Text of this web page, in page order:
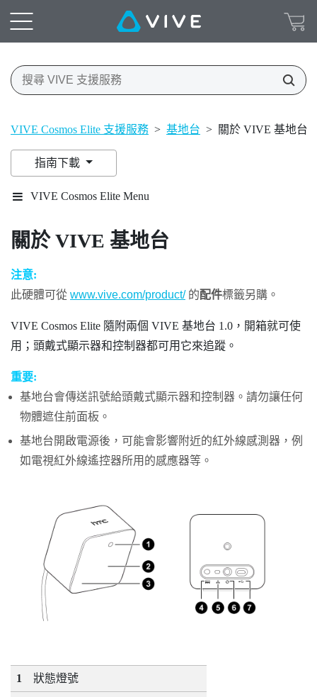
VIVE Cosmos Elite 支援服務 > 基地台 > 關於 VIVE 基地台
指南下載
VIVE Cosmos Elite Menu
關於VIVE 基地台
注意:
此硬體可從 www.vive.com/product/的配件標籤另購。
VIVE Cosmos Elite 隨附兩個 VIVE 基地台 1.0，開箱就可使
用；頭戴式顯示器和控制器都可用它來追蹤。
重要:
基地台會傳送訊號給頭戴式顯示器和控制器。請勿讓任何
物體遮住前面板。
基地台開啟電源後，可能會影響附近的紅外線感測器，例
如電視紅外線遙控器所用的感應器等。
1 狀態燈號